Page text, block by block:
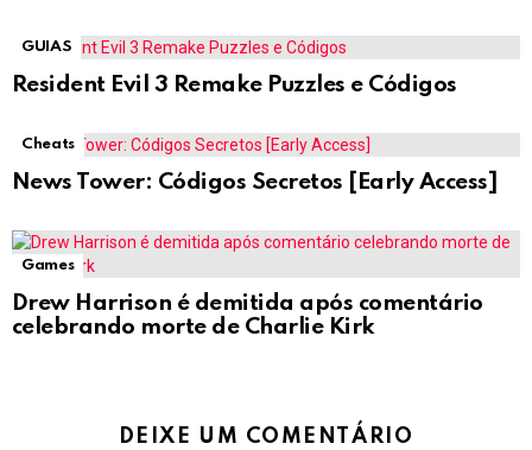
GUIAS
Resident Evil 3 Remake Puzzles e Códigos
Cheats
News Tower: Códigos Secretos [Early Access]
Games
Drew Harrison é demitida após comentário
celebrando morte de Charlie Kirk
DEIXE UM COMENTÁRIO